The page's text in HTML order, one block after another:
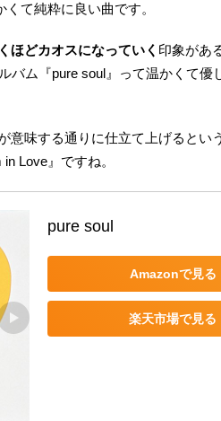
て純粋に良い曲です。
ほどカオスになっていく 印象があ
バム『pure soul』って温かくて優
意味する通りに仕立て上げるとい
Love』ですね。
pure soul
Amazonで見る
楽天市場で見る